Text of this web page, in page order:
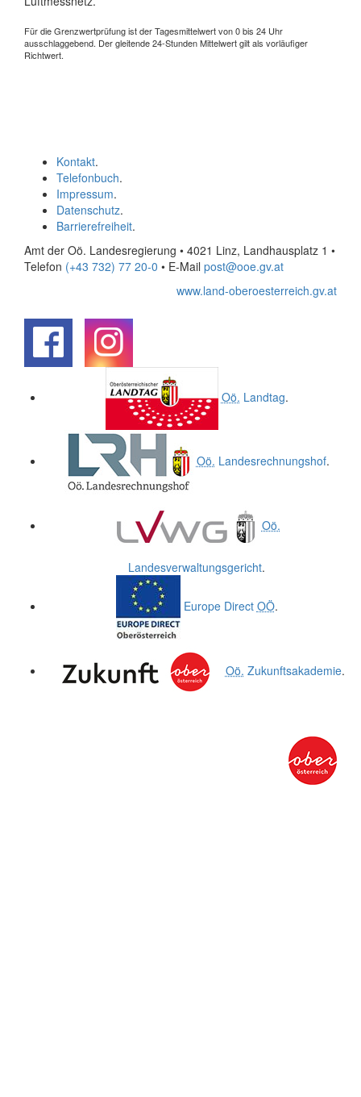
Für die Grenzwertprüfung ist der Tagesmittelwert von 0 bis 24 Uhr
ausschlaggebend. Der gleitende 24-Stunden Mittelwert gilt als vorläufiger
Richtwert.
Kontakt.
Telefonbuch.
Impressum.
Datenschutz.
Barrierefreiheit.
Amt der Oö. Landesregierung • 4021 Linz, Landhausplatz 1 •
Telefon (+43 732) 77 20-0 • E-Mail post@ooe.gv.at
www.land-oberoesterreich.gv.at
Oö. Landtag.
Oö. Landesrechnungshof.
Oö.
Landesverwaltungsgericht.
Europe Direct OÖ.
Oö. Zukunftsakademie.